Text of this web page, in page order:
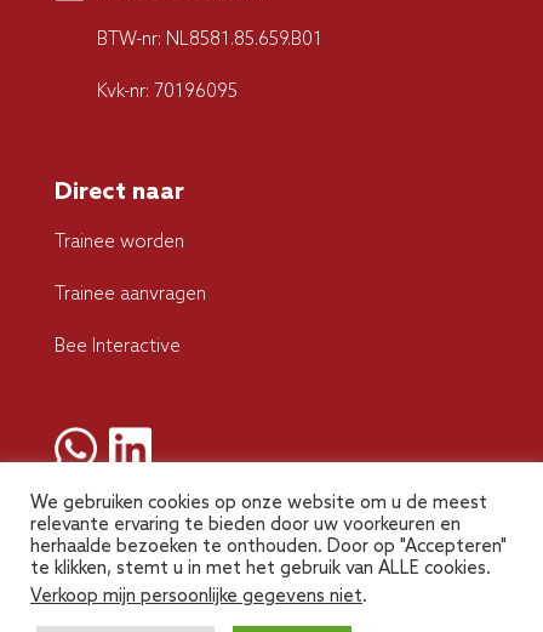
BTW-nr: NL8581.85.659.B01
Kvk-nr: 70196095
Direct naar
Trainee worden
Trainee aanvragen
Bee Interactive
We gebruiken cookies op onze website om u de meest
relevante ervaring te bieden door uw voorkeuren en
herhaalde bezoeken te onthouden. Door op "Accepteren"
te klikken, stemt u in met het gebruik van ALLE cookies.
Verkoop mijn persoonlijke gegevens niet.